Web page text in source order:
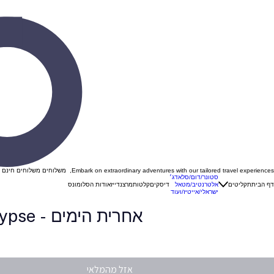
Embark on extraordinary adventures with our tailored travel experiences, משלוחים משלוחים חינם ברכישה מעל 299 ש"ח בהזנת קוד קופון "VINYL "
דף הביתתקליטים
סטונר/דום/סלאדג׳
אלטרנטיב/מטאל
ישראלי/אייטיז/ועוד
דיסקיםקלטותמרצנדייזאודות הסלומונס
אחרית הימים - Apocalypse
אזל מהמלאי